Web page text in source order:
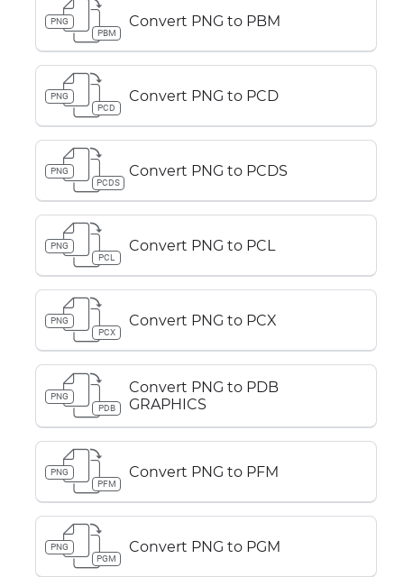
PNG
PBM
Convert PNG to PBM
PNG
PCD
Convert PNG to PCD
PNG
PCDS
Convert PNG to PCDS
PNG
PCL
Convert PNG to PCL
PNG
PCX
Convert PNG to PCX
PNG
PDB
Convert PNG to PDB
GRAPHICS
PNG
PFM
Convert PNG to PFM
PNG
PGM
Convert PNG to PGM